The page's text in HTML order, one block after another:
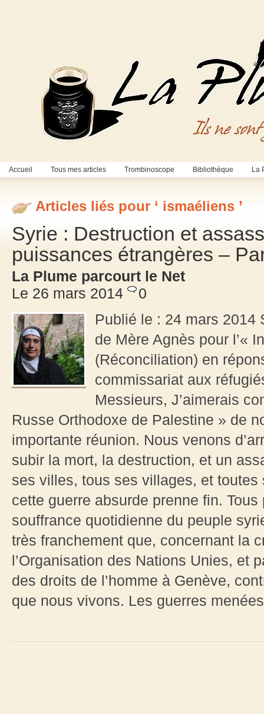
Accueil Tous mes articles Trombinoscope Bibliothèque La
Articles liés pour ‘ ismaéliens ’
Syrie : Destruction et
puissances étrangères –
La Plume parcourt le Net
Le 26 mars 2014
0
Publié le : 24 mars 2014
de Mère Agnès pour l’«
(Réconciliation) en
commissariat aux
Messieurs, J’aimerais
Russe Orthodoxe de Palestine » de
importante réunion. Nous venons
subir la mort, la destruction, et un
ses villes, tous ses villages, et
cette guerre absurde prenne fin.
souffrance quotidienne du peuple
très franchement que, concernant la
l’Organisation des Nations Unies, et
des droits de l’homme à Genève,
que nous vivons. Les guerres